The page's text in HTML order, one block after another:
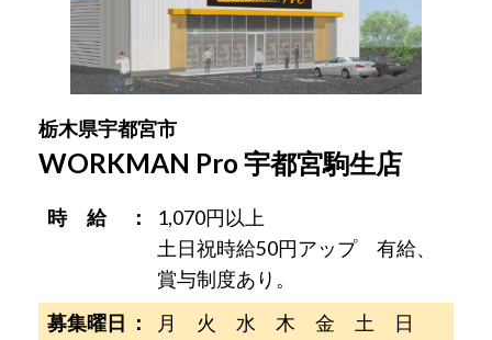
栃木県宇都宮市
WORKMAN Pro 宇都宮駒生店
時 給
1,070円以上
土日祝時給50円アップ 有給、
賞与制度あり。
募集曜日
月 火 水 木 金 土 日